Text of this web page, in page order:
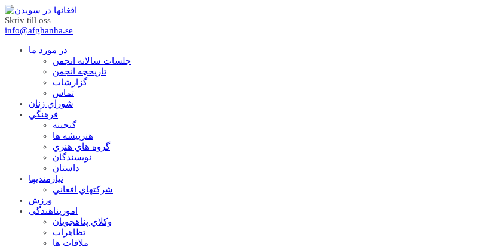
Skriv till oss
info@afghanha.se
در مورد ما
جلسات سالانه انجمن
تاریخچه انجمن
گزارشات
تماس
شوراي زنان
فرهنگي
گنجينه
هنرپيشه ها
گروه هاي هنري
نويسندگان
داستان
نيازمنديها
شرکتهاي افغاني
ورزش
امورپناهندگي
وکلاي پناهجويان
تظاهرات
ملاقات ها